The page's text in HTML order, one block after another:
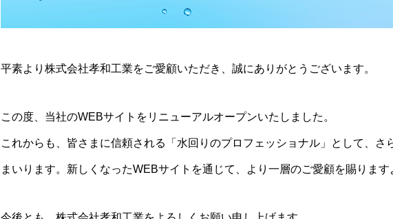
平素より株式会社孝和工業をご愛顧いただき、誠にありがとうございます。
この度、当社のWEBサイトをリニューアルオープンいたしました。
これからも、皆さまに信頼される「水回りのプロフェッショナル」として、さ
まいります。新しくなったWEBサイトを通じて、より一層のご愛顧を賜ります